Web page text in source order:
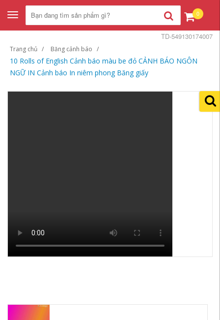
Toggle
navigation
0
Trang chủ Băng cảnh báo
10 Rolls of English Cảnh báo màu be đỏ CẢNH BÁO NGÔN
NGỮ IN Cảnh báo In niêm phong Băng giấy
TD-549130174007